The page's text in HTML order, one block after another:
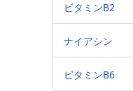
ビタミンB2
ナイアシン
ビタミンB6